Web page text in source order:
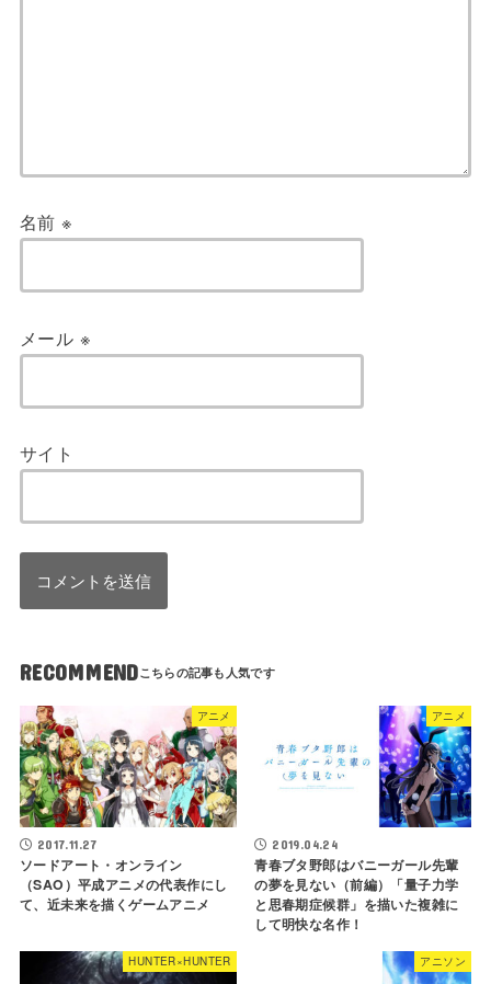
名前※
メール ※
サイト
RECOMMEND
アニメ
2017.11.27
ソードアート・オンライン
（SAO）平成アニメの代表作にし
て、近未来を描くゲームアニメ
アニメ
2019.04.24
青春ブタ野郎はバニーガール先輩
の夢を見ない（前編）「量子力学
と思春期症候群」を描いた複雑に
して明快な名作！
HUNTER×HUNTER アニソン